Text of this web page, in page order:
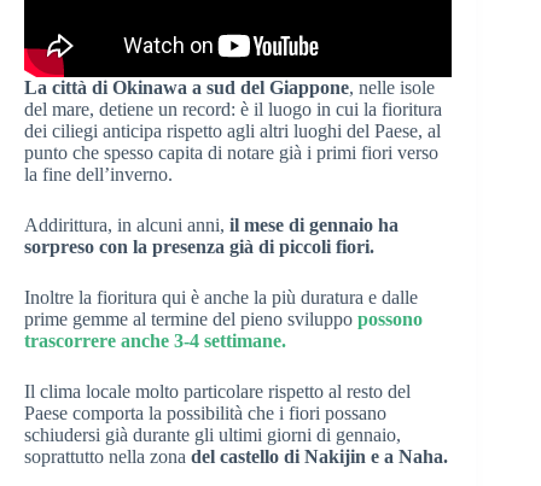
La città di Okinawa a sud del Giappone, nelle isole
del mare, detiene un record: è il luogo in cui la fioritura
dei ciliegi anticipa rispetto agli altri luoghi del Paese, al
punto che spesso capita di notare già i primi fiori verso
la fine dell’inverno.
Addirittura, in alcuni anni, il mese di gennaio ha
sorpreso con la presenza già di piccoli fiori.
Inoltre la fioritura qui è anche la più duratura e dalle
prime gemme al termine del pieno sviluppo possono
trascorrere anche 3-4 settimane.
Il clima locale molto particolare rispetto al resto del
Paese comporta la possibilità che i fiori possano
schiudersi già durante gli ultimi giorni di gennaio,
soprattutto nella zona del castello di Nakijin e a Naha.